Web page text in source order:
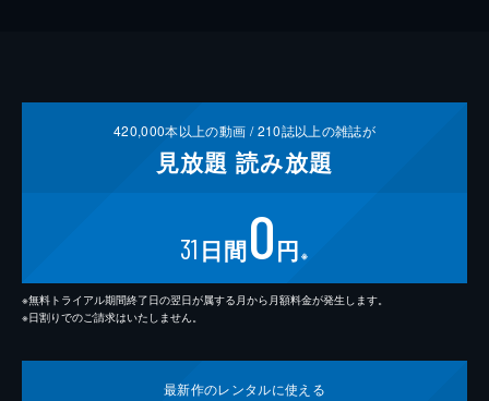
420,000本以上の動画 /210誌以上の雑誌が
見放題 読み放題
31 日間0円 ※
※無料トライアル期間終了日の翌日が属する月から月額料金が発生します。
※日割りでのご請求はいたしません。
最新作のレンタルに使える